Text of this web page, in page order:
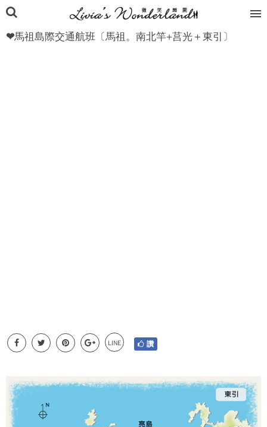
❤馬祖島際交通航班〔馬祖。南北竿+莒光＋東引〕
LINE 讚